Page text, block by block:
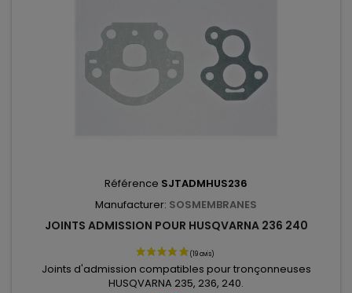
Référence SJTADMHUS236
Manufacturer: SOSMEMBRANES
JOINTS ADMISSION POUR HUSQVARNA 236 240
Joints d'admission compatibles pour tronçonneuses
HUSQVARNA 235, 236, 240.